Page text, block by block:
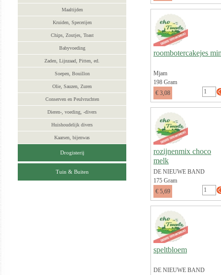
Maaltijden
Kruiden, Specerijen
Chips, Zoutjes, Toast
Babyvoeding
Zaden, Lijnzaad, Pitten, ed.
Soepen, Bouillon
Olie, Sauzen, Zuren
Conserven en Peulvruchten
Dieren-, voeding, -divers
Huishoudelijk divers
Kaarsen, bijenwas
Drogisterij
Tuin & Buiten
roombotercakejes
Mjam
198 Gram
€ 3,08
rozijnenmix choco
melk
DE NIEUWE BAND
175 Gram
€ 5,69
speltbloem
DE NIEUWE BAND